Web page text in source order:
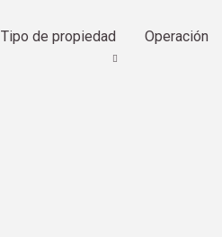
Tipo de propiedad Operación